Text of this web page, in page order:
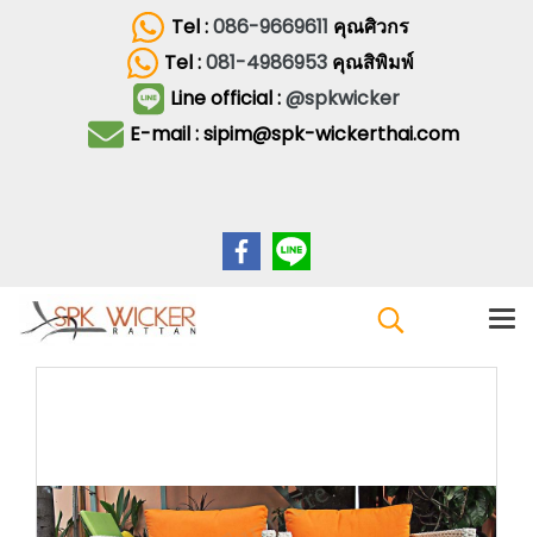
Tel :086-9669611 คุณศิวกร
Tel :081-4986953 คุณสิพิมพ์
Line official :@spkwicker
E-mail : sipim@spk-wickerthai.com